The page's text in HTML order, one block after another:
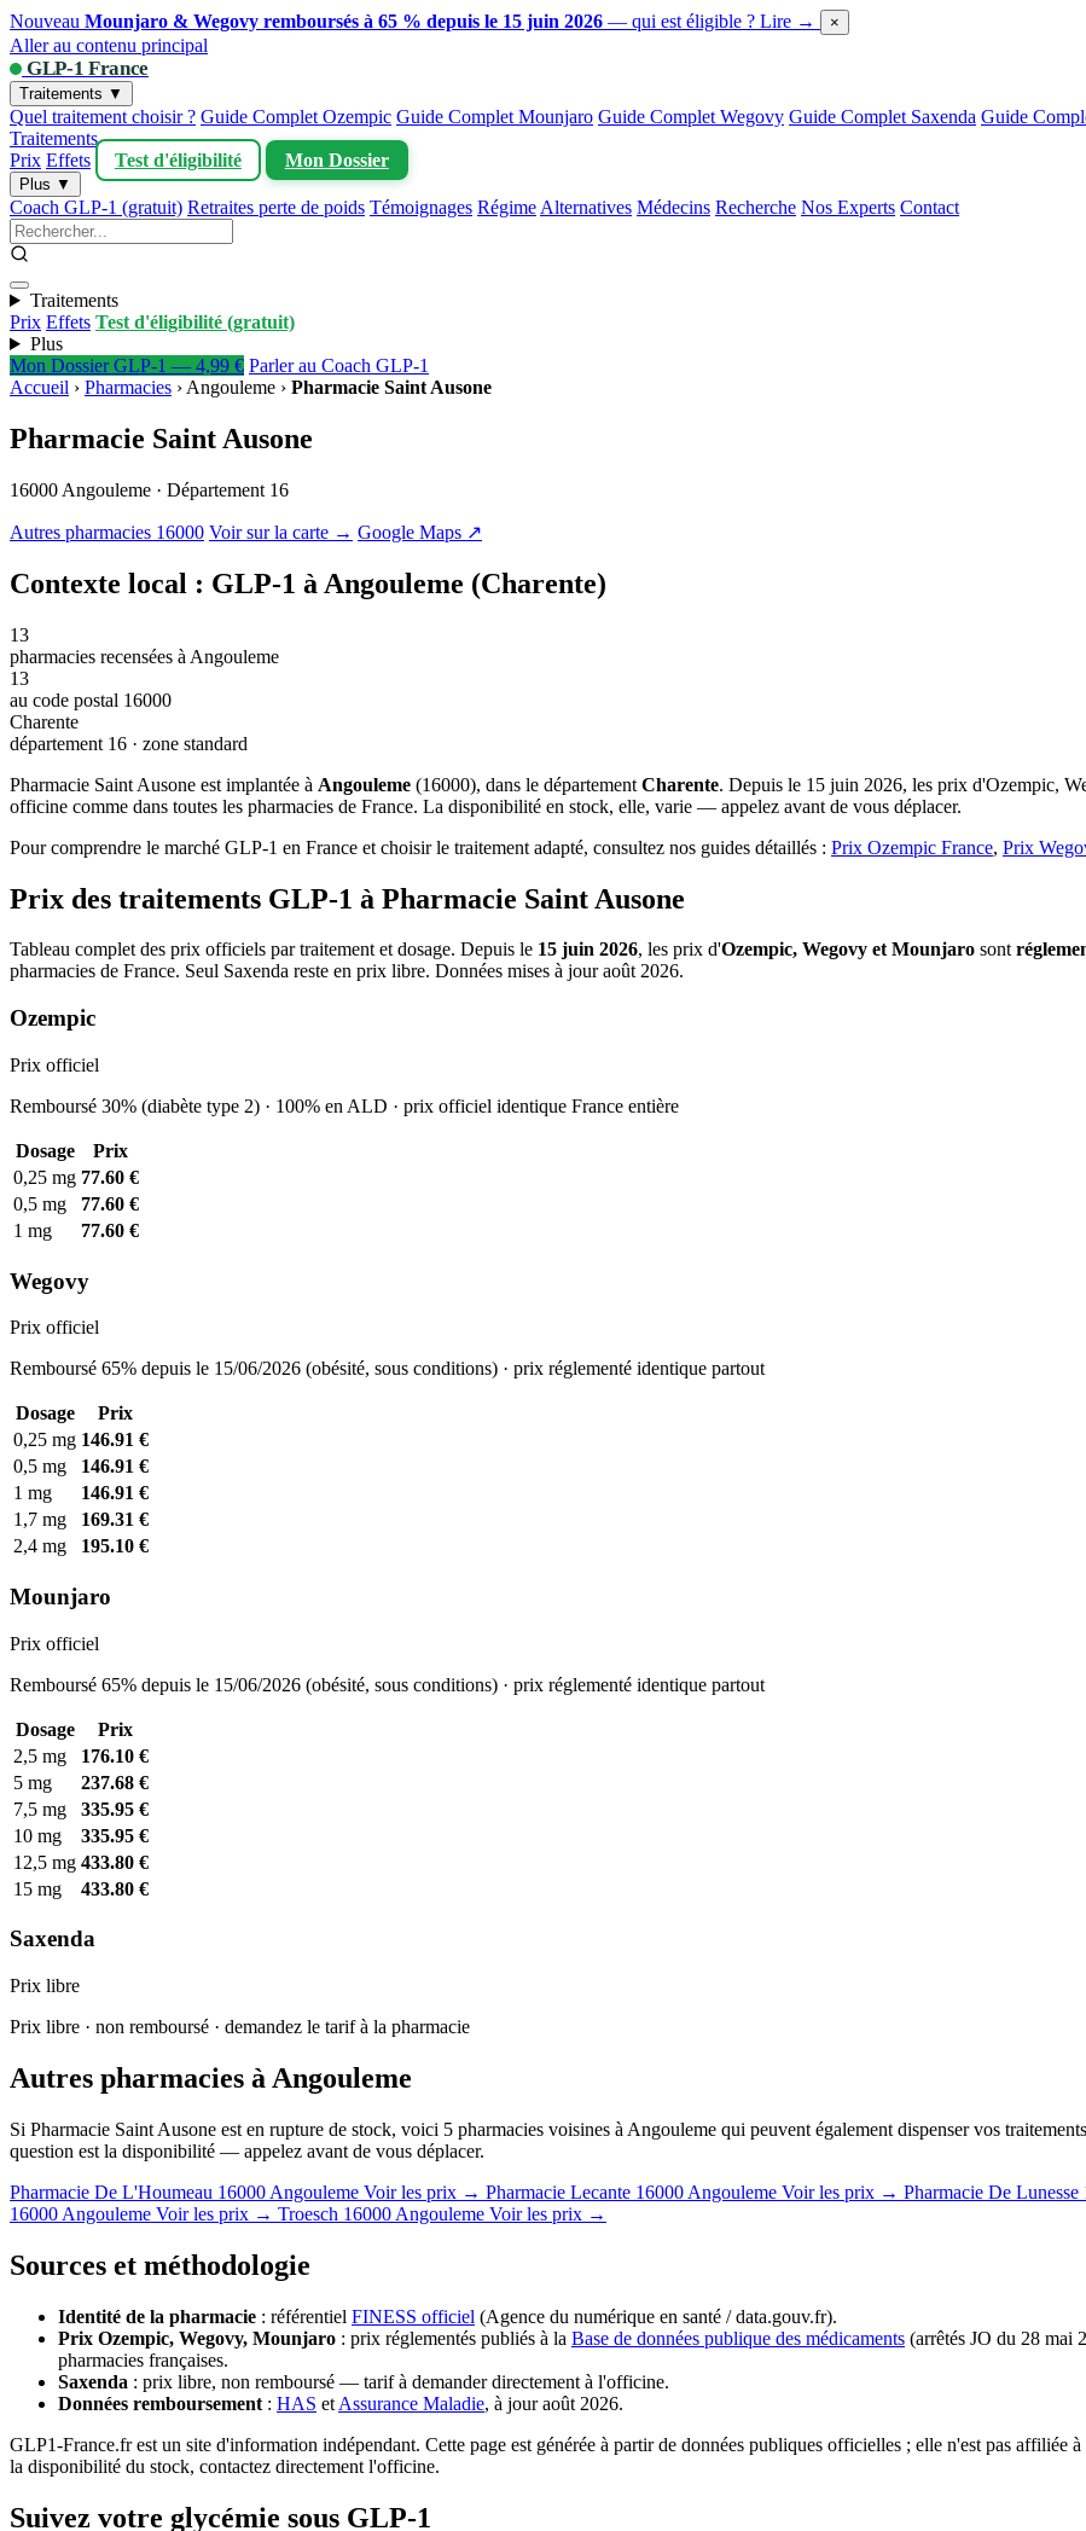
Nouveau Mounjaro & Wegovy remboursés à 65 % depuis le 15 juin 2026 — qui est éligible ? Lire → ×
Aller au contenu principal
GLP-1 France
Traitements ▼
Quel traitement choisir ? Guide Complet Ozempic Guide Complet Mounjaro Guide Complet Wegovy Guide Complet Saxenda Guide
Traitements
Prix Effets Test d'éligibilité Mon Dossier
Plus ▼
Coach GLP-1 (gratuit) Retraites perte de poids Témoignages Régime Alternatives Médecins Recherche Nos Experts Contact
Traitements
Prix Effets Test d'éligibilité (gratuit)
Plus
Mon Dossier GLP-1 — 4,99 € Parler au Coach GLP-1
Accueil › Pharmacies › Angouleme › Pharmacie Saint Ausone
Pharmacie Saint Ausone
16000 Angouleme · Département 16
Autres pharmacies 16000 Voir sur la carte → Google Maps ↗
Contexte local : GLP-1 à Angouleme (Charente)
13
pharmacies recensées à Angouleme
13
au code postal 16000
Charente
département 16 · zone standard
Pharmacie Saint Ausone est implantée à Angouleme (16000), dans le département Charente. Depuis le 15 juin 2026, les prix d'Ozempic,
officine comme dans toutes les pharmacies de France. La disponibilité en stock, elle, varie — appelez avant de vous déplacer.
Pour comprendre le marché GLP-1 en France et choisir le traitement adapté, consultez nos guides détaillés : Prix Ozempic France, Prix
Prix des traitements GLP-1 à Pharmacie Saint Ausone
Tableau complet des prix officiels par traitement et dosage. Depuis le 15 juin 2026, les prix d'Ozempic, Wegovy et Mounjaro sont
pharmacies de France. Seul Saxenda reste en prix libre. Données mises à jour août 2026.
Ozempic
Prix officiel
Remboursé 30% (diabète type 2) · 100% en ALD · prix officiel identique France entière
Dosage
Prix
0,25 mg 77.60 €
0,5 mg
77.60 €
1 mg
77.60 €
Wegovy
Prix officiel
Remboursé 65% depuis le 15/06/2026 (obésité, sous conditions) · prix réglementé identique partout
Dosage
Prix
0,25 mg 146.91 €
0,5 mg
146.91 €
1 mg
146.91 €
1,7 mg
169.31 €
2,4 mg
195.10 €
Mounjaro
Prix officiel
Remboursé 65% depuis le 15/06/2026 (obésité, sous conditions) · prix réglementé identique partout
Dosage
Prix
2,5 mg
176.10 €
5 mg
237.68 €
7,5 mg
335.95 €
10 mg
335.95 €
12,5 mg 433.80 €
15 mg
433.80 €
Saxenda
Prix libre
Prix libre · non remboursé · demandez le tarif à la pharmacie
Autres pharmacies à Angouleme
Si Pharmacie Saint Ausone est en rupture de stock, voici 5 pharmacies voisines à Angouleme qui peuvent également dispenser vos
question est la disponibilité — appelez avant de vous déplacer.
Pharmacie De L'Houmeau 16000 Angouleme Voir les prix → Pharmacie Lecante 16000 Angouleme Voir les prix → Pharmacie De Lunesse
16000 Angouleme Voir les prix → Troesch 16000 Angouleme Voir les prix →
Sources et méthodologie
Identité de la pharmacie : référentiel FINESS officiel (Agence du numérique en santé / data.gouv.fr).
Prix Ozempic, Wegovy, Mounjaro : prix réglementés publiés à la Base de données publique des médicaments (arrêtés JO du 28 mai
pharmacies françaises.
Saxenda : prix libre, non remboursé — tarif à demander directement à l'officine.
Données remboursement : HAS et Assurance Maladie, à jour août 2026.
GLP1-France.fr est un site d'information indépendant. Cette page est générée à partir de données publiques officielles ; elle n'est pas affiliée
la disponibilité du stock, contactez directement l'officine.
Suivez votre glycémie sous GLP-1